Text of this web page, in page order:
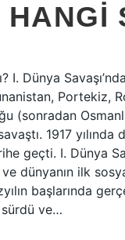
I. Dünya
Portekiz,
(sonradan
1917
geçti. I. Dünya
dünyanın ilk
başlarında
sürdü ve…